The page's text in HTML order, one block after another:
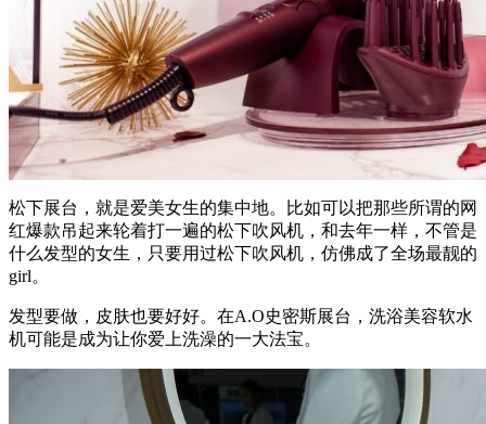
松下展台，就是爱美女生的集中地。比如可以把那些所谓的网
红爆款吊起来轮着打一遍的松下吹风机，和去年一样，不管是
什么发型的女生，只要用过松下吹风机，仿佛成了全场最靓的
girl。
发型要做，皮肤也要好好。在A.O史密斯展台，洗浴美容软水
机可能是成为让你爱上洗澡的一大法宝。